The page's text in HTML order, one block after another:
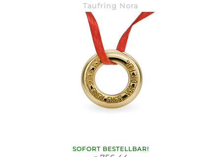
Taufring Nora
SOFORT BESTELLBAR!